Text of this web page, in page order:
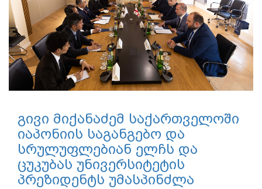
გივი მიქანაძემ საქართველოში
იაპონიის საგანგებო და
სრულუფლებიან ელჩს და
ცუკუბას უნივერსიტეტის
პრეზიდენტს უმასპინძლა